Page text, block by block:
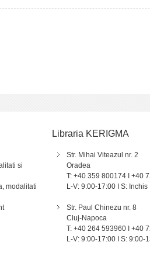
si
modalitati
Libraria KERIGMA
Str. Mihai Viteazul nr. 2
Oradea
T: +40 359 800174 I +40
L-V: 9:00-17:00 I S: Inchis
Str. Paul Chinezu nr. 8
Cluj-Napoca
T: +40 264 593960 I +40
L-V: 9:00-17:00 I S: 9:00-